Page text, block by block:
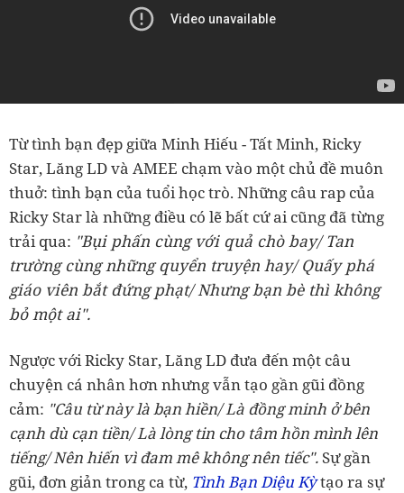
Từ tình bạn đẹp giữa Minh Hiếu - Tất Minh, Ricky
Star, Lăng LD và AMEE chạm vào một chủ đề muôn
thuở: tình bạn của tuổi học trò. Những câu rap của
Ricky Star là những điều có lẽ bất cứ ai cũng đã từng
trải qua: "Bụi phấn cùng với quả chò bay/ Tan
trường cùng những quyển truyện hay/ Quấy phá
giáo viên bắt đứng phạt/ Nhưng bạn bè thì không
bỏ một ai".
Ngược với Ricky Star, Lăng LD đưa đến một câu
chuyện cá nhân hơn nhưng vẫn tạo gần gũi đồng
cảm: "Câu từ này là bạn hiền/ Là đồng minh ở bên
cạnh dù cạn tiền/ Là lòng tin cho tâm hồn mình lên
tiếng/ Nên hiến vì đam mê không nên tiếc".Sự gần
gũi, đơn giản trong ca từ, Tình Bạn Diệu Kỳtạo ra sự